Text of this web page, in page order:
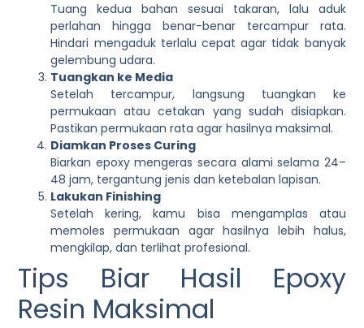
Tuang kedua bahan sesuai takaran, lalu aduk
perlahan hingga benar-benar tercampur rata.
Hindari mengaduk terlalu cepat agar tidak banyak
gelembung udara.
Tuangkan ke Media
Setelah tercampur, langsung tuangkan ke
permukaan atau cetakan yang sudah disiapkan.
Pastikan permukaan rata agar hasilnya maksimal.
Diamkan Proses Curing
Biarkan epoxy mengeras secara alami selama 24–
48 jam, tergantung jenis dan ketebalan lapisan.
Lakukan Finishing
Setelah kering, kamu bisa mengamplas atau
memoles permukaan agar hasilnya lebih halus,
mengkilap, dan terlihat profesional.
Tips Biar Hasil Epoxy
Resin Maksimal